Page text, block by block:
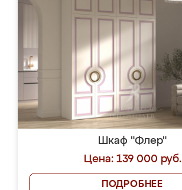
Шкаф "Флер"
Цена: 139 000 руб.
ПОДРОБНЕЕ